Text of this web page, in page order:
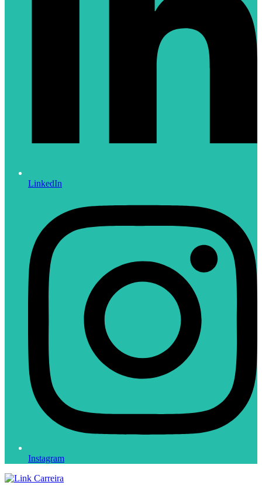
LinkedIn
Instagram